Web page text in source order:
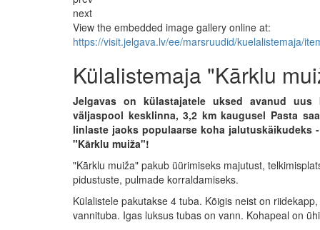
next
View the embedded image gallery online at:
https://visit.jelgava.lv/ee/marsruudid/kuelalistemaja/
Külalistemaja "Kārklu
Jelgavas on külastajatele uksed avanud
väljaspool kesklinna, 3,2 km kaugusel Pasta
linlaste jaoks populaarse koha
"Kārklu muiža"!
"Kārklu muiža" pakub üürimiseks majutust,
pidustuste, pulmade korraldamiseks.
Külalistele pakutakse 4 tuba. Kõigis neist on
vannituba. Igas luksus tubas on vann. Kohapeal on